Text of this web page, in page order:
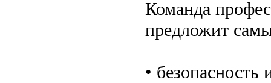
Команда
предложит
• безопасность